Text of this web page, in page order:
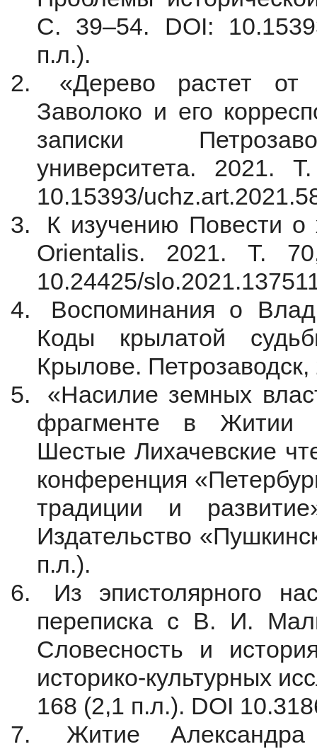
С. 39–54. DOI:
п.л.).
«Дерево растет от
Заволоко и его
записки
университета.
10.15393/
К изучению Повести о
Orientalis. 2021. T.
10.24425/
Воспоминания о
Коды крылатой
Крылове.
«Насилие земных
фрагменте в Житии
Шестые Лихачевские
конференция
традиции и
Издательство
п.л.).
Из эпистолярного
переписка с В. И.
Словесность и
историко-культурных
168 (2,1 п.л.). DOI
Житие Александра